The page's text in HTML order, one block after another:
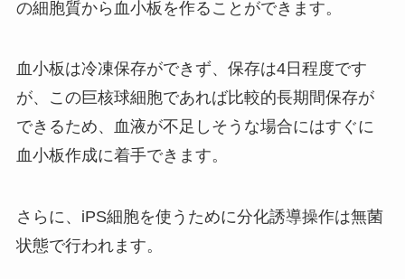
の細胞質から血小板を作ることができます。
血小板は冷凍保存ができず、保存は4日程度です
が、この巨核球細胞であれば比較的長期間保存が
できるため、血液が不足しそうな場合にはすぐに
血小板作成に着手できます。
さらに、iPS細胞を使うために分化誘導操作は無菌
状態で行われます。